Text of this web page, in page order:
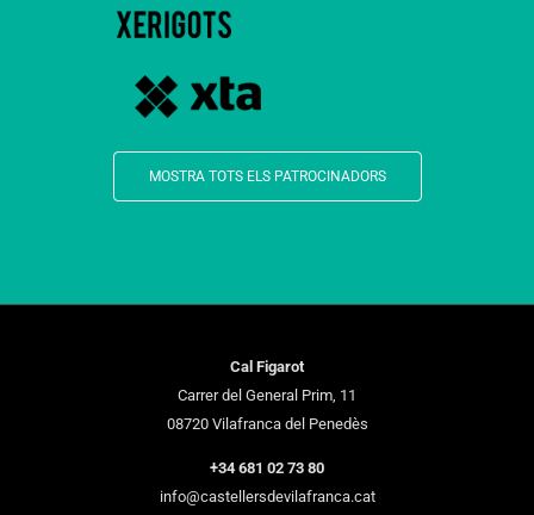
MOSTRA TOTS ELS PATROCINADORS
Cal Figarot
Carrer del General Prim, 11
08720 Vilafranca del Penedès
+34 681 02 73 80
info@castellersdevilafranca.cat